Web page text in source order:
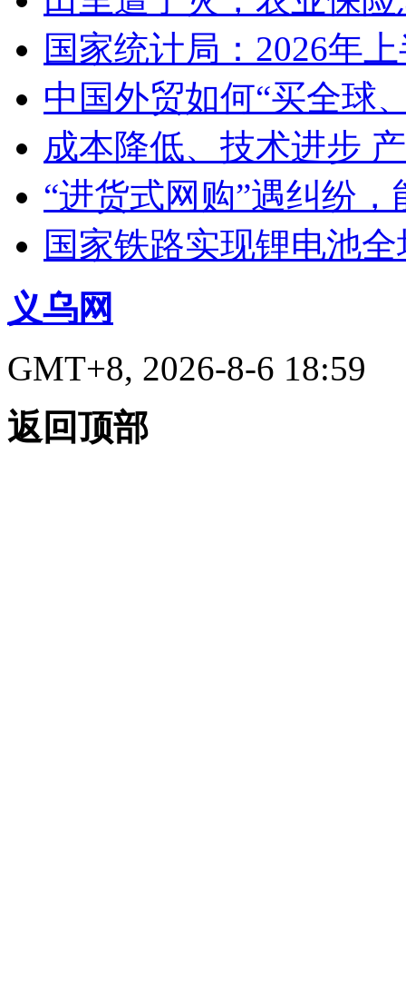
国家统计局：2026年
中国外贸如何“买全球
成本降低、技术进步
“进货式网购”遇纠纷
国家铁路实现锂电池
义乌网
GMT+8, 2026-8-6 18:59
返回顶部